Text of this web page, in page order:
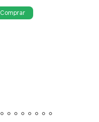
Comprar